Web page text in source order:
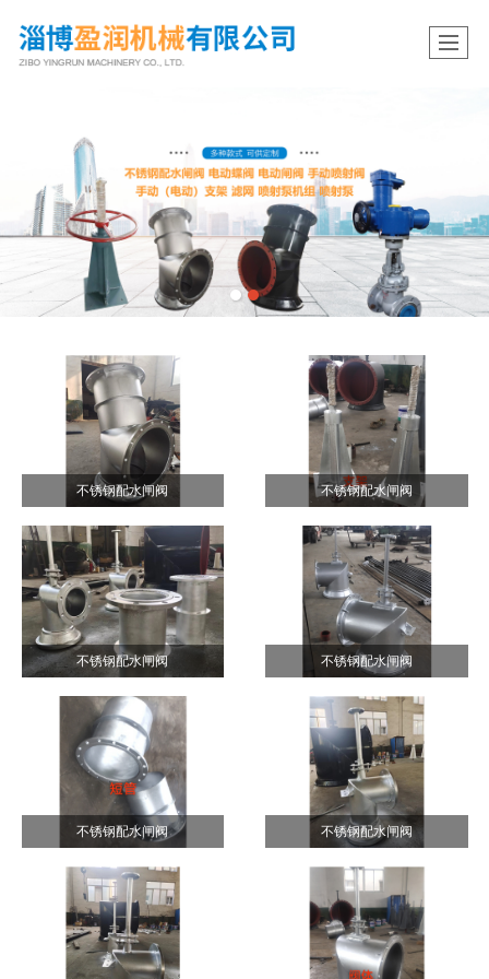
不锈钢配水闸阀 不锈钢配水闸阀
不锈钢配水闸阀 不锈钢配水闸阀
不锈钢配水闸阀 不锈钢配水闸阀